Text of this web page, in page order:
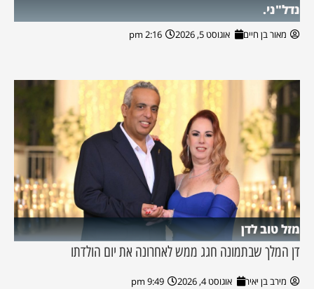
נדל"ני.
מאור בן חיים אוגוסט 5, 2026 2:16 pm
מזל טוב לדן
דן המלך שבתמונה חגג ממש לאחרונה את יום הולדתו
מירב בן יאיר אוגוסט 4, 2026 9:49 pm